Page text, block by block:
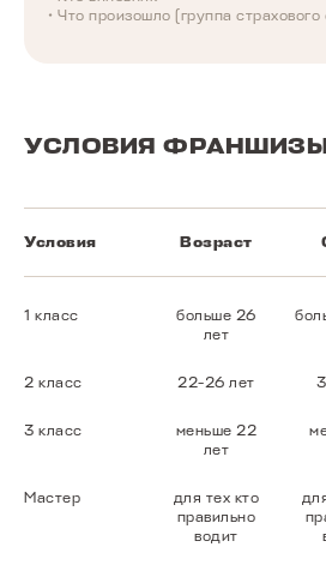
• Что произошло (группа
УСЛОВИЯ
Условия Возраст
1 класс
больше 26
лет
2 класс 22-26 лет
3 класс
меньше 22
лет
Мастер
для тех кто
правильно
водит